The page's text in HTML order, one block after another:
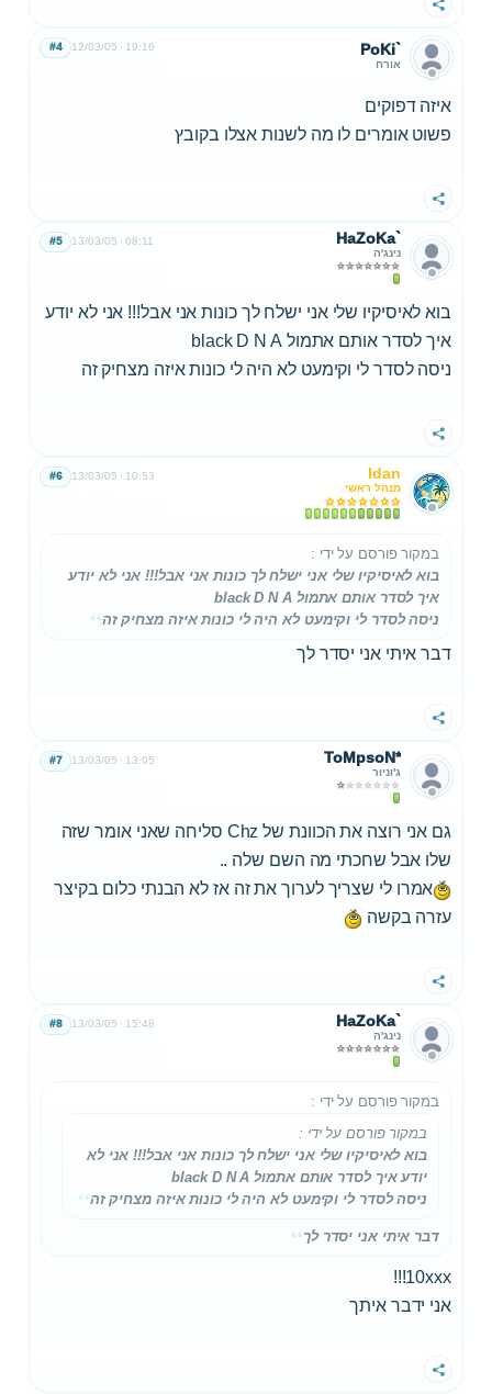
שתף
PoKi`
אורח
12/03/05 19:16
#4
איזה דפוקים
פשוט אומרים לו מה לשנות אצלו בקובץ
שתף
HaZoKa`
נינג'ה
13/03/05 08:11
#5
בוא לאיסיקיו שלי אני ישלח לך כונות אני אבל!!! אני לא יודע
איך לסדר אותם אתמול black D N A
ניסה לסדר לי וקימעט לא היה לי כונות איזה מצחיק זה
שתף
Idan
מנהל ראשי
13/03/05 10:53
#6
במקור פורסם על ידי :
בוא לאיסיקיו שלי אני ישלח לך כונות אני אבל!!! אני לא יודע
איך לסדר אותם אתמול black D N A
ניסה לסדר לי וקימעט לא היה לי כונות איזה מצחיק זה
דבר איתי אני יסדר לך
שתף
ToMpsoN*
ג'וניור
13/03/05 13:05
#7
גם אני רוצה את הכוונת של Chz סליחה שאני אומר שזה
שלו אבל שחכתי מה השם שלה ..
אמרו לי שצריך לערוך את זה אז לא הבנתי כלום בקיצר
עזרה בקשה
שתף
HaZoKa`
נינג'ה
13/03/05 15:48
#8
במקור פורסם על ידי :
במקור פורסם על ידי :
בוא לאיסיקיו שלי אני ישלח לך כונות אני אבל!!! אני לא
יודע איך לסדר אותם אתמול black D N A
ניסה לסדר לי וקימעט לא היה לי כונות איזה מצחיק זה
דבר איתי אני יסדר לך
10xxx!!!
אני ידבר איתך
שתף